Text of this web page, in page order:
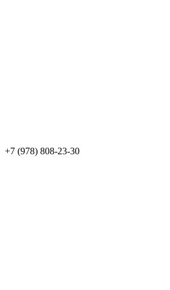
+7 (978) 808-23-30